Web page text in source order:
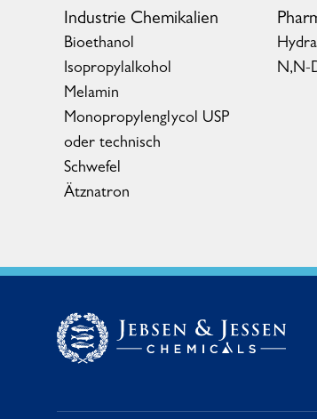
Industrie Chemikalien
Bioethanol
Isopropylalkohol
Melamin
Monopropylenglycol USP
oder technisch
Schwefel
Ätznatron
N,N-